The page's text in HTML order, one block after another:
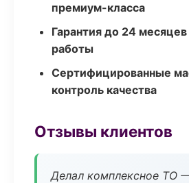
премиум-класса
Гарантия до 24
работы
Сертифицированные
контроль качества
Отзывы клиентов
Делал комплексное ТО